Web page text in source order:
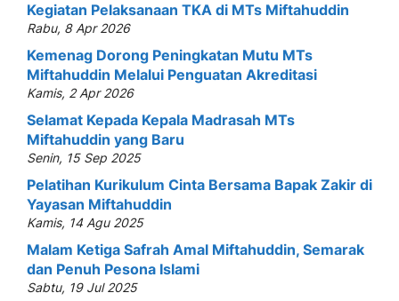
Kegiatan Pelaksanaan TKA di MTs Miftahuddin
Rabu, 8 Apr 2026
Kemenag Dorong Peningkatan Mutu MTs
Miftahuddin Melalui Penguatan Akreditasi
Kamis, 2 Apr 2026
Selamat Kepada Kepala Madrasah MTs
Miftahuddin yang Baru
Senin, 15 Sep 2025
Pelatihan Kurikulum Cinta Bersama Bapak Zakir di
Yayasan Miftahuddin
Kamis, 14 Agu 2025
Malam Ketiga Safrah Amal Miftahuddin, Semarak
dan Penuh Pesona Islami
Sabtu, 19 Jul 2025